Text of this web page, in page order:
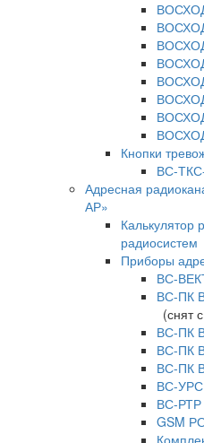
Кнопки
ВС-
Адресная
АР»
Калькулятор
радиосистем
Приборы
ВС-
ВС-ПК
(снят
ВС-ПК
ВС-ПК
ВС-ПК
ВС-
ВС-
GSM